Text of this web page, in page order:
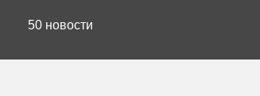
50 новости